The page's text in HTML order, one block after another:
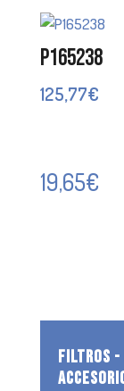
P165238
125,77€
19,65€
FILTROS